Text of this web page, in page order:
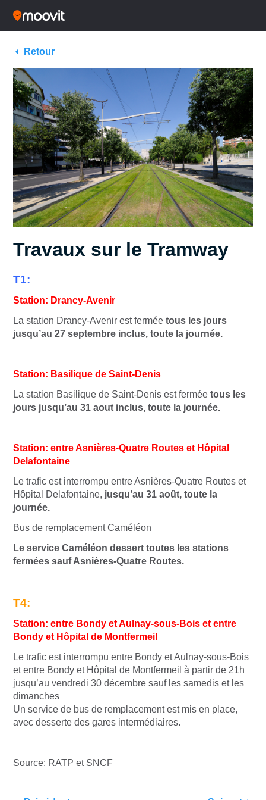
Retour
Travaux sur le Tramway
T1:
Station: Drancy-Avenir
La station Drancy-Avenir est fermée tous les jours
jusqu’au 27 septembre inclus, toute la journée.
Station: Basilique de Saint-Denis
La station Basilique de Saint-Denis est fermée tous les
jours jusqu’au 31 aout inclus, toute la journée.
Station: entre Asnières-Quatre Routes et Hôpital
Delafontaine
Le trafic est interrompu entre Asnières-Quatre Routes et
Hôpital Delafontaine, jusqu’au 31 août, toute la
journée.
Bus de remplacement Caméléon
Le service Caméléon dessert toutes les stations
fermées sauf Asnières-Quatre Routes.
T4:
Station: entre Bondy et Aulnay-sous-Bois et entre
Bondy et Hôpital de Montfermeil
Le trafic est interrompu entre Bondy et Aulnay-sous-Bois
et entre Bondy et Hôpital de Montfermeil à partir de 21h
jusqu’au vendredi 30 décembre sauf les samedis et les
dimanches
Un service de bus de remplacement est mis en place,
avec desserte des gares intermédiaires.
Source: RATP et SNCF